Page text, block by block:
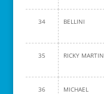
34 BELLINI
35 RICKY MARTIN
36
MICHAEL